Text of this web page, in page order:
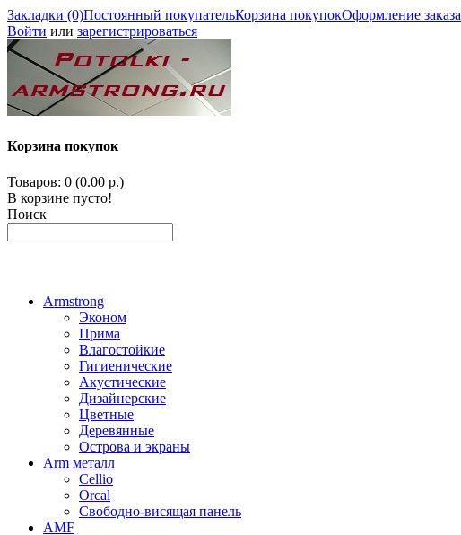
Закладки (0)Постоянный покупательКорзина покупокОформление заказа
Войти или зарегистрироваться
Корзина покупок
Товаров: 0 (0.00 р.)
В корзине пусто!
Поиск
Armstrong
Эконом
Прима
Влагостойкие
Гигиенические
Акустические
Дизайнерские
Цветные
Деревянные
Острова и экраны
Arm металл
Cellio
Orcal
Свободно-висящая панель
AMF